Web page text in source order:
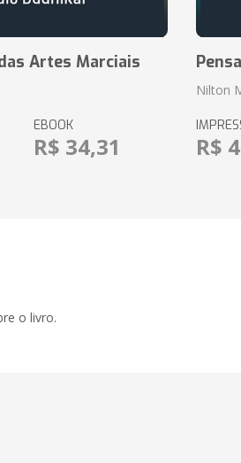
Artes Marciais
EBOOK
R$ 34,31
Nilton
R$
o livro.